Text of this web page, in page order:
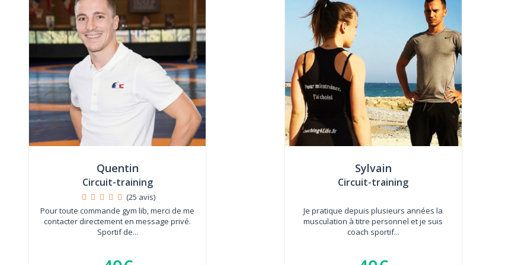
Quentin
Circuit-training
(25 avis)
Pour toute commande gym lib, merci de me
contacter directement en message privé.
Sportif de...
Sylvain
Circuit-training
Je pratique depuis plusieurs années la
musculation à titre personnel et je suis
coach sportif...